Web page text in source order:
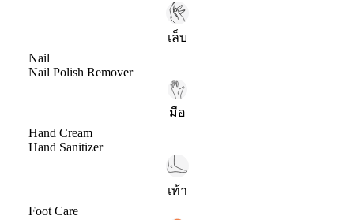
เล็บ
Nail
Nail Polish Remover
มือ
Hand Cream
Hand Sanitizer
เท้า
Foot Care